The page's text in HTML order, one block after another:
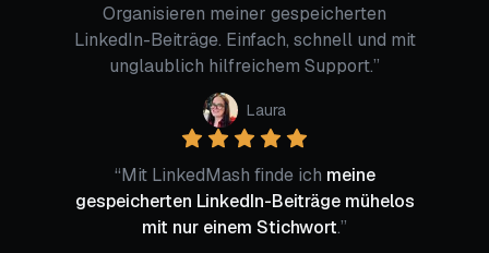
Organisieren meiner gespeicherten
LinkedIn-Beiträge. Einfach, schnell und mit
unglaublich hilfreichem Support.”
Laura
“Mit LinkedMash finde ich meine
gespeicherten LinkedIn-Beiträge mühelos
mit nur einem Stichwort.”